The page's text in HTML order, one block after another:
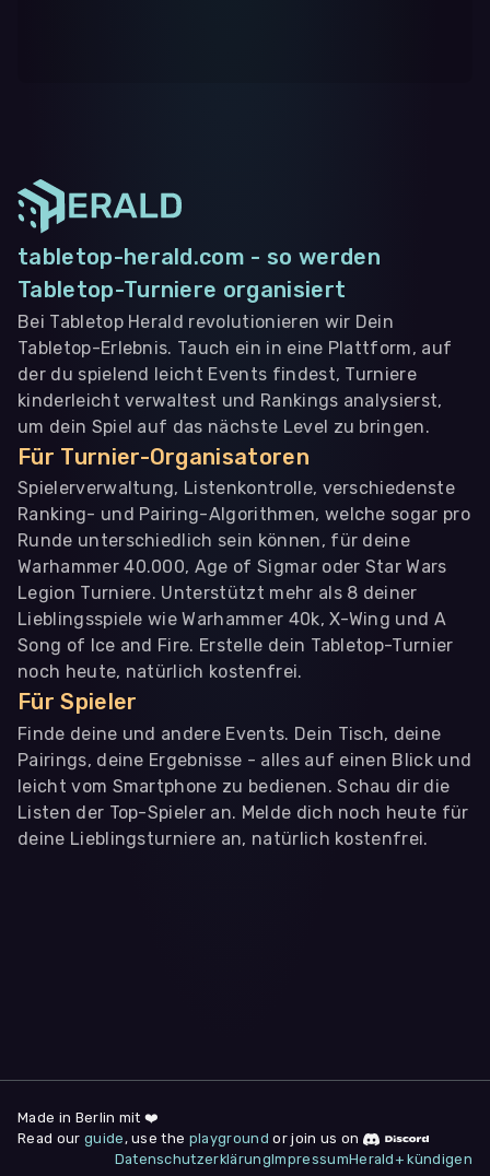
tabletop-herald.com - so werden
Tabletop-Turniere organisiert
Bei Tabletop Herald revolutionieren wir Dein
Tabletop-Erlebnis. Tauch ein in eine Plattform, auf
der du spielend leicht Events findest, Turniere
kinderleicht verwaltest und Rankings analysierst,
um dein Spiel auf das nächste Level zu bringen.
Für Turnier-Organisatoren
Spielerverwaltung, Listenkontrolle, verschiedenste
Ranking- und Pairing-Algorithmen, welche sogar pro
Runde unterschiedlich sein können, für deine
Warhammer 40.000, Age of Sigmar oder Star Wars
Legion Turniere. Unterstützt mehr als 8 deiner
Lieblingsspiele wie Warhammer 40k, X-Wing und A
Song of Ice and Fire. Erstelle dein Tabletop-Turnier
noch heute, natürlich kostenfrei.
Für Spieler
Finde deine und andere Events. Dein Tisch, deine
Pairings, deine Ergebnisse - alles auf einen Blick und
leicht vom Smartphone zu bedienen. Schau dir die
Listen der Top-Spieler an. Melde dich noch heute für
deine Lieblingsturniere an, natürlich kostenfrei.
deine Zustimmung jederzeit unter "
am Seitenende widerrufen.
Made in Berlin mit ❤️
Read our guide , use the playground or join us on
DatenschutzerklärungImpressumHerald+ kündigen